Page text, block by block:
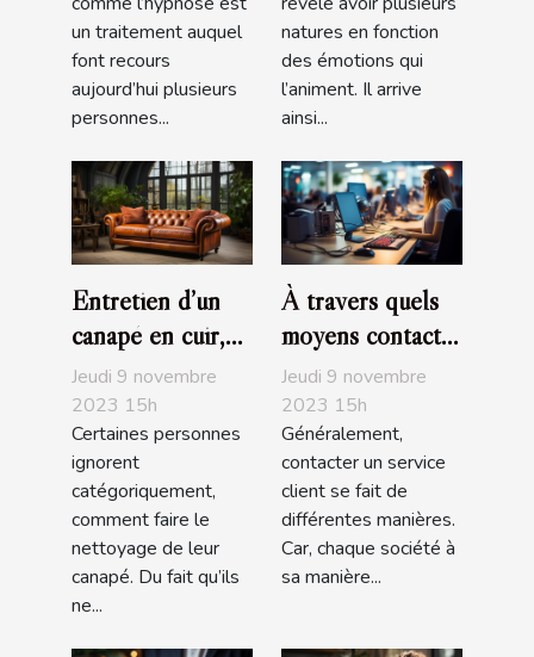
un traitement auquel
font recours
aujourd’hui plusieurs
personnes...
natures en fonction
des émotions qui
l’animent. Il arrive
ainsi...
Entretien d’un
canapé en cuir,
que devez-vous
savoir ?
Jeudi 9 novembre
2023 15h
Certaines personnes
ignorent
catégoriquement,
comment faire le
nettoyage de leur
canapé. Du fait qu’ils
ne...
À travers quels
moyens contacte-
t-on un service
client ?
Jeudi 9 novembre
2023 15h
Généralement,
contacter un service
client se fait de
différentes manières.
Car, chaque société à
sa manière...